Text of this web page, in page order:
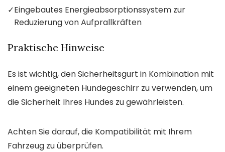
✓Eingebautes Energieabsorptionssystem zur
Reduzierung von Aufprallkräften
Praktische Hinweise
Es ist wichtig, den Sicherheitsgurt in Kombination mit
einem geeigneten Hundegeschirr zu verwenden, um
die Sicherheit Ihres Hundes zu gewährleisten.
Achten Sie darauf, die Kompatibilität mit Ihrem
Fahrzeug zu überprüfen.